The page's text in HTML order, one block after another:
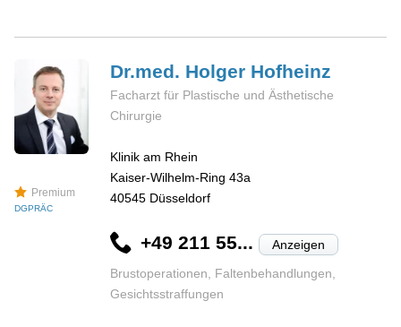
Premium
DGPRÄC
Dr.med. Holger Hofheinz
Facharzt für Plastische und Ästhetische
Chirurgie
Klinik am Rhein
Kaiser-Wilhelm-Ring 43a
40545 Düsseldorf
+49 211 55... Anzeigen
Brustoperationen, Faltenbehandlungen,
Gesichtsstraffungen